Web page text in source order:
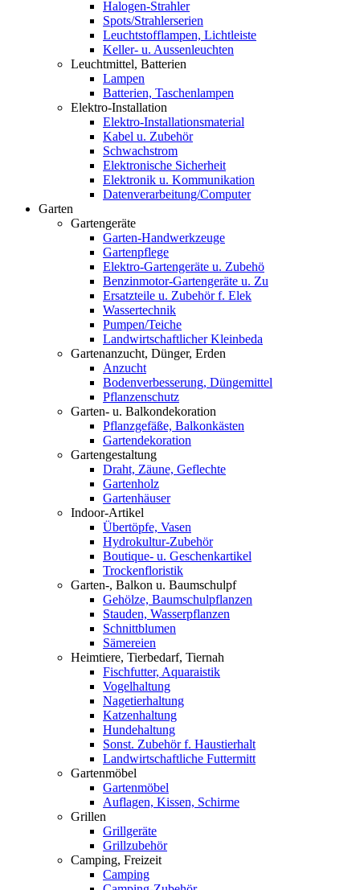
Halogen-Strahler
Spots/Strahlerserien
Leuchtstofflampen, Lichtleiste
Keller- u. Aussenleuchten
Leuchtmittel, Batterien
Lampen
Batterien, Taschenlampen
Elektro-Installation
Elektro-Installationsmaterial
Kabel u. Zubehör
Schwachstrom
Elektronische Sicherheit
Elektronik u. Kommunikation
Datenverarbeitung/Computer
Garten
Gartengeräte
Garten-Handwerkzeuge
Gartenpflege
Elektro-Gartengeräte u. Zubehö
Benzinmotor-Gartengeräte u. Zu
Ersatzteile u. Zubehör f. Elek
Wassertechnik
Pumpen/Teiche
Landwirtschaftlicher Kleinbeda
Gartenanzucht, Dünger, Erden
Anzucht
Bodenverbesserung, Düngemittel
Pflanzenschutz
Garten- u. Balkondekoration
Pflanzgefäße, Balkonkästen
Gartendekoration
Gartengestaltung
Draht, Zäune, Geflechte
Gartenholz
Gartenhäuser
Indoor-Artikel
Übertöpfe, Vasen
Hydrokultur-Zubehör
Boutique- u. Geschenkartikel
Trockenfloristik
Garten-, Balkon u. Baumschulpf
Gehölze, Baumschulpflanzen
Stauden, Wasserpflanzen
Schnittblumen
Sämereien
Heimtiere, Tierbedarf, Tiernah
Fischfutter, Aquaraistik
Vogelhaltung
Nagetierhaltung
Katzenhaltung
Hundehaltung
Sonst. Zubehör f. Haustierhalt
Landwirtschaftliche Futtermitt
Gartenmöbel
Gartenmöbel
Auflagen, Kissen, Schirme
Grillen
Grillgeräte
Grillzubehör
Camping, Freizeit
Camping